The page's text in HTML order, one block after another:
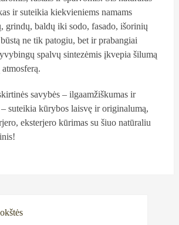
ir suteikia kiekvieniems namams
grindų, baldų iki sodo, fasado, išorinių
ne tik patogiu, bet ir prabangiai
spalvų sintezėmis įkvepia šilumą
savybės – ilgaamžiškumas ir
– suteikia kūrybos laisvę ir originalumą,
eksterjero kūrimas su šiuo natūraliu